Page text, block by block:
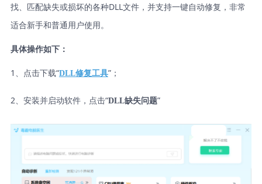
找、匹配缺失或损坏的各种DLL文件，并支持一键自动修复，非常
适合新手和普通用户使用。
具体操作如下：
1、点击下载“DLL修复工具”；
2、安装并启动软件，点击“DLL缺失问题”